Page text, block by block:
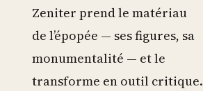
Zeniter prend le matériau
de l’épopée — ses figures, sa
monumentalité — et le
transforme en outil critique.